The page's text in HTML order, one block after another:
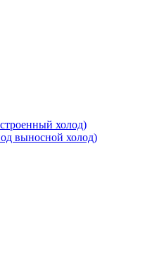
холод)
выносной холод)